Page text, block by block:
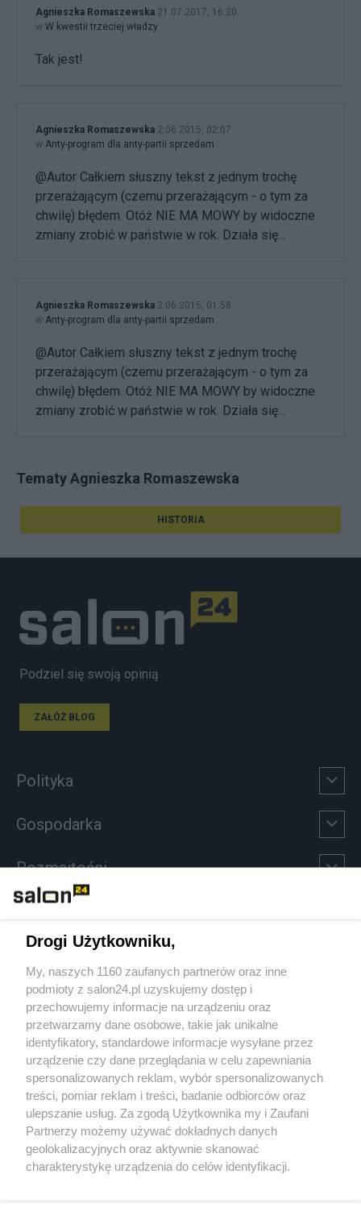
Agnieszka Romaszewska 21.07.2017, 16:20
w W kwestii trzeciej władzy
Tak jest!
Agnieszka Romaszewska 2.06.2015, 02:07
w Anty-program dla anty-partii sprzedam
@Autor Całkiem słuszny tekst z jednym trochę
przerażającym (czemu przerażającym - o tym za
chwilę) błędem. Otóż NIE MA MOWY by widoczne
zmiany zrobić w państwie w rok. Działa się...
Agnieszka Romaszewska 2.06.2015, 01:58
w Anty-program dla anty-partii sprzedam
@Autor Całkiem słuszny tekst z jednym trochę
przerażającym (czemu przerażającym - o tym za
chwilę) błędem. Otóż NIE MA MOWY by widoczne
zmiany zrobić w państwie w rok. Działa się...
Tematy Agnieszka Romaszewska
HISTORIA
Podziel się swoją opinią
ZAŁÓŻ BLOG
Polityka
Gospodarka
Rozmaitości
Sport
Społeczeństwo
Kultura
X Facebook Instagram Youtube
Drogi Użytkowniku,
My, naszych 1160 zaufanych partnerów oraz inne
podmioty z salon24.pl uzyskujemy dostęp i
przechowujemy informacje na urządzeniu oraz
przetwarzamy dane osobowe, takie jak unikalne
identyfikatory, standardowe informacje wysyłane przez
urządzenie czy dane przeglądania w celu zapewniania
spersonalizowanych reklam, wybór spersonalizowanych
treści, pomiar reklam i treści, badanie odbiorców oraz
ulepszanie usług. Za zgodą Użytkownika my i Zaufani
Partnerzy możemy używać dokładnych danych
geolokalizacyjnych oraz aktywnie skanować
charakterystykę urządzenia do celów identyfikacji.